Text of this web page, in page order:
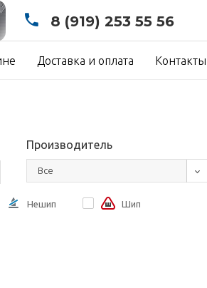
8 (919) 253 55 56
Доставка и оплата Контакты
Производитель
Все
Нешип Шип